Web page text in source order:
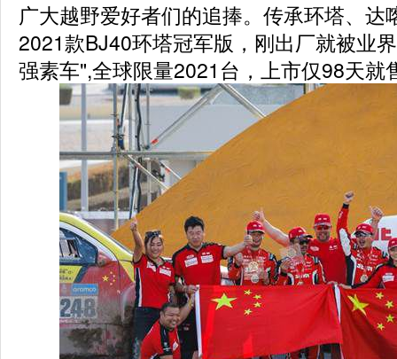
广大越野爱好者们的追捧。传承环塔、达
2021款BJ40环塔冠军版，刚出厂就被业
强素车",全球限量2021台，上市仅98天就